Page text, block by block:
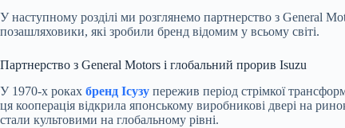
У наступному розділі ми розглянемо партнерство з General
позашляховики, які зробили бренд відомим у всьому світі.
Партнерство з General Motors і глобальний прорив Isuzu
У 1970-х роках бренд Ісузу пережив період стрімкої
ця кооперація відкрила японському виробникові двері на
стали культовими на глобальному рівні.